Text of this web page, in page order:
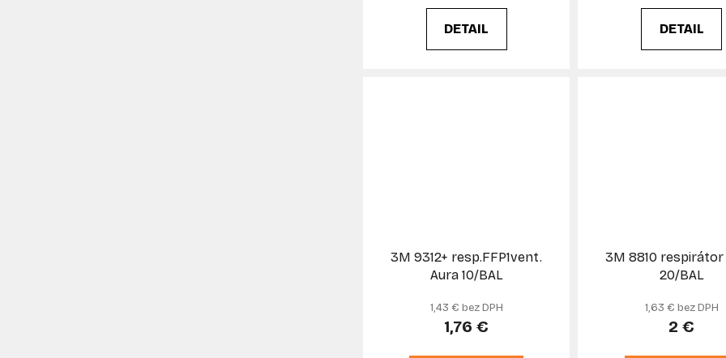
DETAIL DETAIL
3M 9312+ resp.FFP1vent.
Aura 10/BAL
1,43 € bez DPH
1,76 €
3M 8810 respirátor
20/BAL
1,63 € bez DPH
2 €